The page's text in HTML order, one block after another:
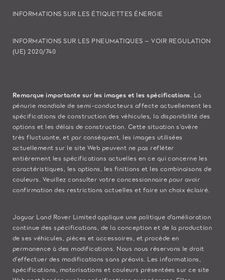
INFORMATIONS SUR LES ÉTIQUETTES ÉNERGIE
INFORMATIONS SUR LES PNEUMATIQUES – VOIR REGULATION
(UE) 2020/740
Remarque importante sur les images et les spécifications . La
pénurie mondiale de semi-conducteurs affecte actuellement les
spécifications de construction des véhicules, la disponibilité des
options et les délais de construction. Cette situation s’avère
très fluctuante, et par conséquent, les images utilisées
actuellement sur le site Web peuvent ne pas refléter
entièrement les spécifications actuelles en ce qui concerne les
caractéristiques, les options, les finitions et les combinaisons de
couleurs. Veuillez consulter votre concessionnaire pour avoir
confirmation des restrictions actuelles et faire un choix éclairé.
Jaguar Land Rover Limited applique une politique d’amélioration
continue des spécifications, de la conception et de la production
de ses véhicules, pièces et accessoires, et procède en
permanence à des modifications. Nous nous réservons le droit
d’effectuer des modifications sans préavis. Les informations,
spécifications, motorisations et couleurs présentées sur ce site